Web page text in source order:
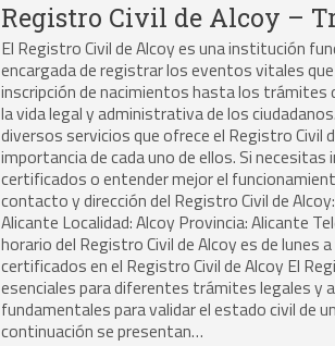
Registro Civil de Alcoy –
El Registro Civil de Alcoy es una institución
encargada de registrar los eventos vitales
inscripción de nacimientos hasta los trámites
la vida legal y administrativa de los
diversos servicios que ofrece el Registro Civil
importancia de cada uno de ellos. Si
certificados o entender mejor el
contacto y dirección del Registro Civil de
Alicante Localidad: Alcoy Provincia: Alicante
horario del Registro Civil de Alcoy es de lunes
certificados en el Registro Civil de Alcoy El
esenciales para diferentes trámites legales
fundamentales para validar el estado civil de
continuación se presentan…